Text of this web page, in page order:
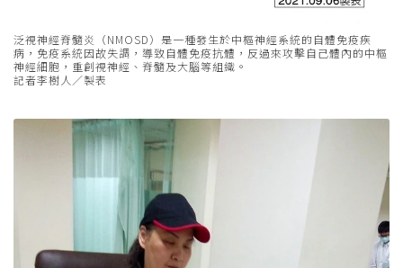
泛視神經脊髓炎（NMOSD）是一種發生於中樞神經系統的自體免疫疾
病，免疫系統因故失調，導致自體免疫抗體，反過來攻擊自己體內的中樞
神經細胞，重創視神經、脊髓及大腦等組織。
記者李樹人／製表